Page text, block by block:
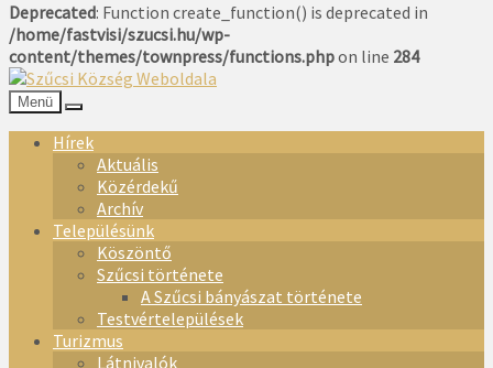
Deprecated: Function create_function() is deprecated in
/home/fastvisi/szucsi.hu/wp-
content/themes/townpress/functions.phpon line 284
Menü
Hírek
Aktuális
Közérdekű
Archív
Településünk
Köszöntő
Szűcsi története
A Szűcsi bányászat története
Testvértelepülések
Turizmus
Látnivalók